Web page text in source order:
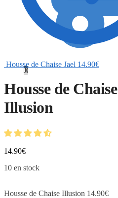
0
Housse de Chaise Jael 14.90€
Housse de Chaise
Illusion
14.90€
10 en stock
Housse de Chaise Illusion 14.90€